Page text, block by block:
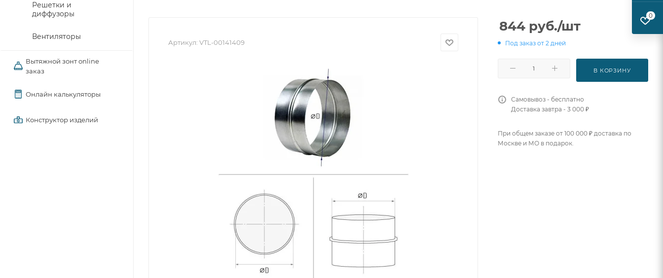
Решетки и
диффузоры
Вентиляторы
Вытяжной зонт online
заказ
Онлайн калькуляторы
Конструктор изделий
Артикул: VTL-00141409
844 руб./шт
Под заказ от 2 дней
В КОРЗИНУ
Самовывоз - бесплатно
Доставка завтра - 3 000 ₽
При общем заказе от 100 000 ₽ доставка по
Москве и МО в подарок.
0